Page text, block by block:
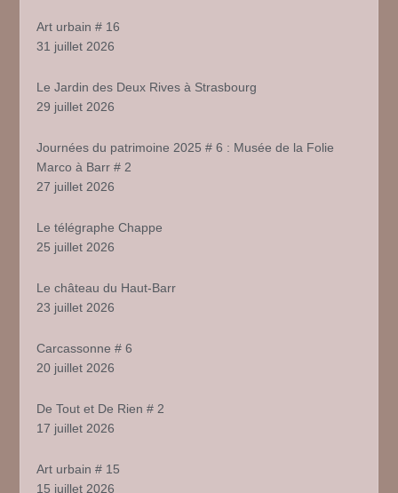
Art urbain # 16
31 juillet 2026
Le Jardin des Deux Rives à Strasbourg
29 juillet 2026
Journées du patrimoine 2025 # 6 : Musée de la Folie
Marco à Barr # 2
27 juillet 2026
Le télégraphe Chappe
25 juillet 2026
Le château du Haut-Barr
23 juillet 2026
Carcassonne # 6
20 juillet 2026
De Tout et De Rien # 2
17 juillet 2026
Art urbain # 15
15 juillet 2026